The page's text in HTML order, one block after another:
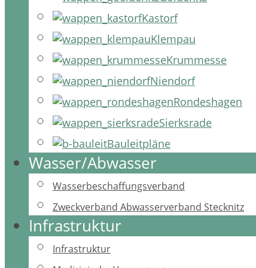
Kastorf
Klempau
Krummesse
Niendorf
Rondeshagen
Sierksrade
Bauleitpläne
Wasser/Abwasser
Wasserbeschaffungsverband
Zweckverband Abwasserverband Stecknitz
Infrastruktur
Infrastruktur